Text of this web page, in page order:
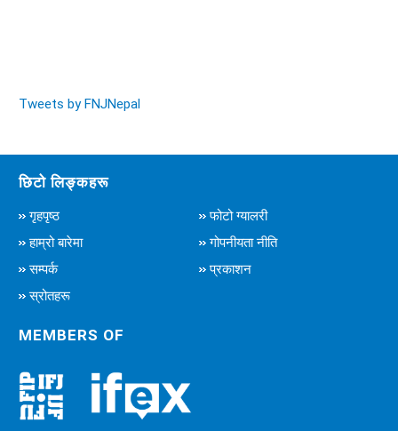
Tweets by FNJNepal
छिटो लिङ्कहरू
गृहपृष्ठ
फोटो ग्यालरी
हाम्रो बारेमा
गोपनीयता नीति
सम्पर्क
प्रकाशन
स्रोतहरू
MEMBERS OF